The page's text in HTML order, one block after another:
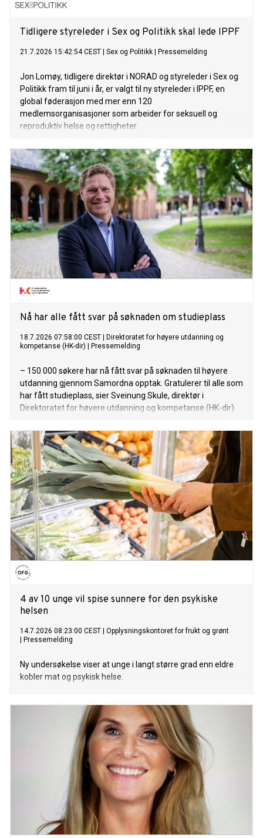
Tidligere styreleder i Sex og Politikk skal lede IPPF
21.7.2026 15:42:54 CEST Sex og Politikk Pressemelding
Jon Lomøy, tidligere direktør i NORAD og styreleder i Sex og
Politikk fram til juni i år, er valgt til ny styreleder i IPPF, en
global føderasjon med mer enn 120
medlemsorganisasjoner som arbeider for seksuell og
reproduktiv helse og rettigheter.
Nå har alle fått svar på søknaden om studieplass
18.7.2026 07:58:00 CEST
Direktoratet for høyere utdanning og
kompetanse (HK-dir)
Pressemelding
– 150 000 søkere har nå fått svar på søknaden til høyere
utdanning gjennom Samordna opptak. Gratulerer til alle som
har fått studieplass, sier Sveinung Skule, direktør i
Direktoratet for høyere utdanning og kompetanse (HK-dir).
4 av 10 unge vil spise sunnere for den psykiske
helsen
14.7.2026 08:23:00 CEST
Opplysningskontoret for frukt og grønt
Pressemelding
Ny undersøkelse viser at unge i langt større grad enn eldre
kobler mat og psykisk helse.